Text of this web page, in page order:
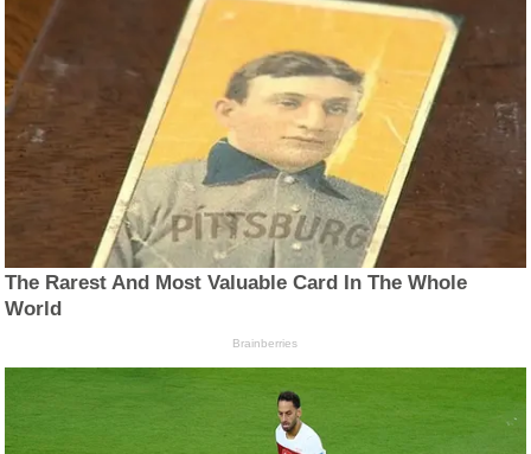
The Rarest And Most Valuable Card In The Whole
World
Brainberries